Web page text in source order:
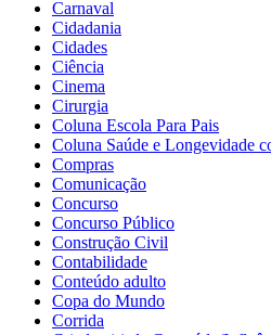
Carnaval
Cidadania
Cidades
Ciência
Cinema
Cirurgia
Coluna Escola Para Pais
Coluna Saúde e Longevidade
Compras
Comunicação
Concurso
Concurso Público
Construção Civil
Contabilidade
Conteúdo adulto
Copa do Mundo
Corrida